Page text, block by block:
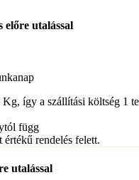
előre utalással
Kg, így a szállítási költség 1
függ
értékű rendelés felett.
utalással